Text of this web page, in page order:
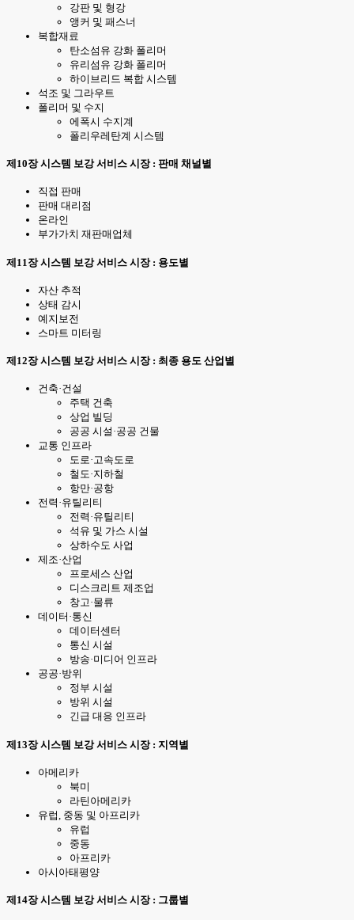
강판 및 형강
앵커 및 패스너
복합재료
탄소섬유 강화 폴리머
유리섬유 강화 폴리머
하이브리드 복합 시스템
석조 및 그라우트
폴리머 및 수지
에폭시 수지계
폴리우레탄계 시스템
제10장 시스템 보강 서비스 시장 : 판매 채널별
직접 판매
판매 대리점
온라인
부가가치 재판매업체
제11장 시스템 보강 서비스 시장 : 용도별
자산 추적
상태 감시
예지보전
스마트 미터링
제12장 시스템 보강 서비스 시장 : 최종 용도 산업별
건축·건설
주택 건축
상업 빌딩
공공 시설·공공 건물
교통 인프라
도로·고속도로
철도·지하철
항만·공항
전력·유틸리티
전력·유틸리티
석유 및 가스 시설
상하수도 사업
제조·산업
프로세스 산업
디스크리트 제조업
창고·물류
데이터·통신
데이터센터
통신 시설
방송·미디어 인프라
공공·방위
정부 시설
방위 시설
긴급 대응 인프라
제13장 시스템 보강 서비스 시장 : 지역별
아메리카
북미
라틴아메리카
유럽, 중동 및 아프리카
유럽
중동
아프리카
아시아태평양
제14장 시스템 보강 서비스 시장 : 그룹별